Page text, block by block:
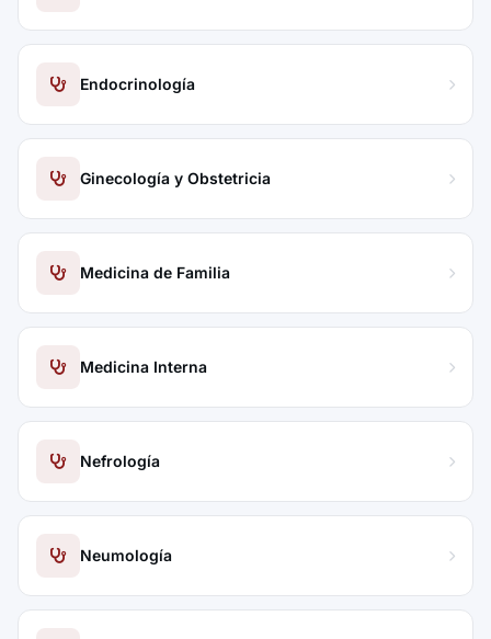
Endocrinología
Ginecología y Obstetricia
Medicina de Familia
Medicina Interna
Nefrología
Neumología